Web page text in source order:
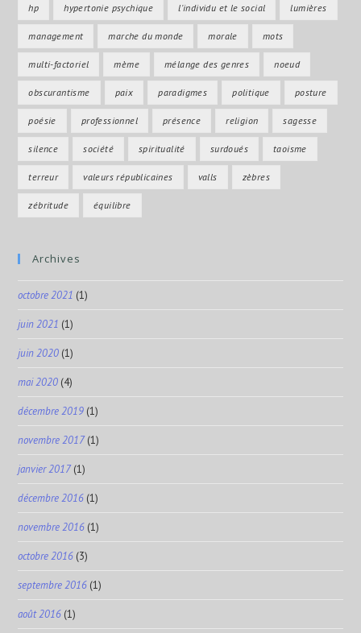
hp hypertonie psychique l'individu et le social lumières
management marche du monde morale mots
multi-factoriel mème mélange des genres noeud
obscurantisme paix paradigmes politique posture
poésie professionnel présence religion sagesse
silence société spiritualité surdoués taoisme
terreur valeurs républicaines valls zèbres
zébritude équilibre
Archives
octobre 2021 (1)
juin 2021 (1)
juin 2020 (1)
mai 2020 (4)
décembre 2019 (1)
novembre 2017(1)
janvier 2017(1)
décembre 2016 (1)
novembre 2016 (1)
octobre 2016 (3)
septembre 2016 (1)
août 2016 (1)